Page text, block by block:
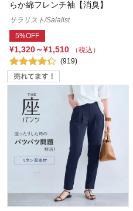
らか綿フレンチ袖【消臭】
サラリスト/Salalist
5%OFF
¥1,320～¥1,510
（税込）
(919)